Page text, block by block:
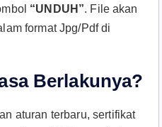
“UNDUH”. File akan
format Jpg/Pdf di
Berlakunya?
aturan terbaru, sertifikat